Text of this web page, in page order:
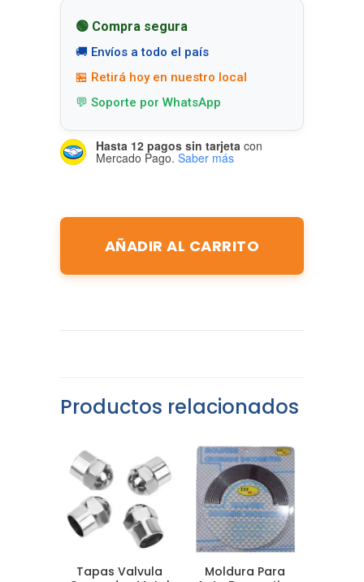
🟢 Compra segura
🚚 Envíos a todo el país
🏪 Retirá hoy en nuestro local
💬 Soporte por WhatsApp
Hasta 12 pagos sin tarjeta con
Mercado Pago. Saber más
AÑADIR AL CARRITO
Productos relacionados
Tapas Valvula
Moldura Para